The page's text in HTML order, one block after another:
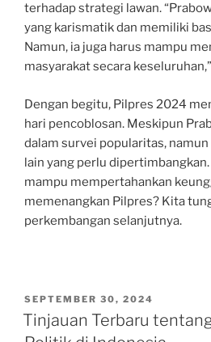
terhadap strategi lawan.
yang karismatik dan memiliki
Namun, ia juga harus mampu
masyarakat secara
Dengan begitu, Pilpres 2024
hari pencoblosan. Meskipun
dalam survei popularitas,
lain yang perlu
mampu mempertahankan
memenangkan Pilpres? Kita
perkembangan selanjutnya.
POSTED
ON
SEPTEMBER 30, 2024
Tinjauan Terbaru